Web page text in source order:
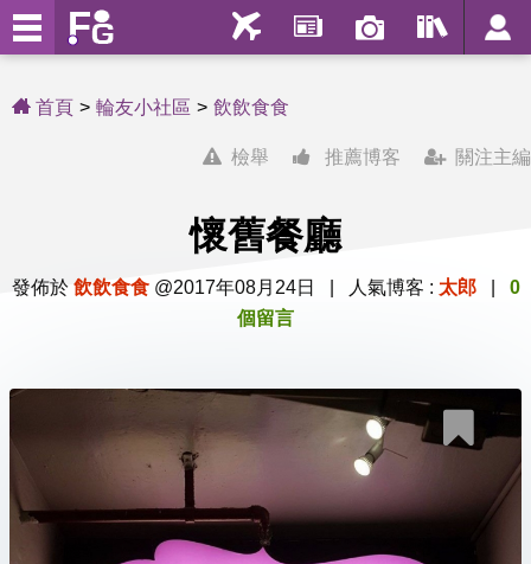
首頁 輪友小社區 飲飲食食
關注主編
推薦博客
檢舉
懷舊餐廳
發佈於 飲飲食食@2017年08月24日 | 人氣博客 : 太郎| 0
個留言